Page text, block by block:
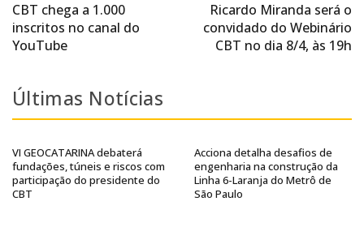
CBT chega a 1.000
inscritos no canal do
YouTube
Ricardo Miranda será o
convidado do Webinário
CBT no dia 8/4, às 19h
Últimas Notícias
VI GEOCATARINA debaterá
fundações, túneis e riscos com
participação do presidente do
CBT
Acciona detalha desafios de
engenharia na construção da
Linha 6-Laranja do Metrô de
São Paulo